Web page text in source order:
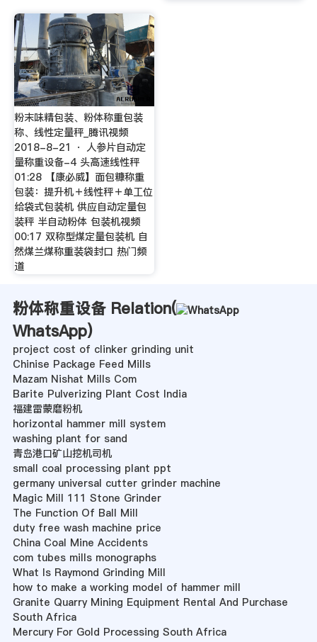
粉末味精包装、粉体称重包装
称、线性定量秤_腾讯视频
2018-8-21 · 人参片自动定
量称重设备-4 头高速线性秤
01:28 【康必威】面包糠称重
包装：提升机＋线性秤＋单工位
给袋式包装机 供应自动定量包
装秤 半自动粉体 包装机视频
00:17 双称型煤定量包装机 自
然煤兰煤称重装袋封口 热门频
道
粉体称重设备 Relation(
WhatsApp)
project cost of clinker grinding unit
Chinise Package Feed Mills
Mazam Nishat Mills Com
Barite Pulverizing Plant Cost India
福建雷蒙磨粉机
horizontal hammer mill system
washing plant for sand
青岛港口矿山挖机司机
small coal processing plant ppt
germany universal cutter grinder machine
Magic Mill 111 Stone Grinder
The Function Of Ball Mill
duty free wash machine price
China Coal Mine Accidents
com tubes mills monographs
What Is Raymond Grinding Mill
how to make a working model of hammer mill
Granite Quarry Mining Equipment Rental And Purchase
South Africa
Mercury For Gold Processing South Africa